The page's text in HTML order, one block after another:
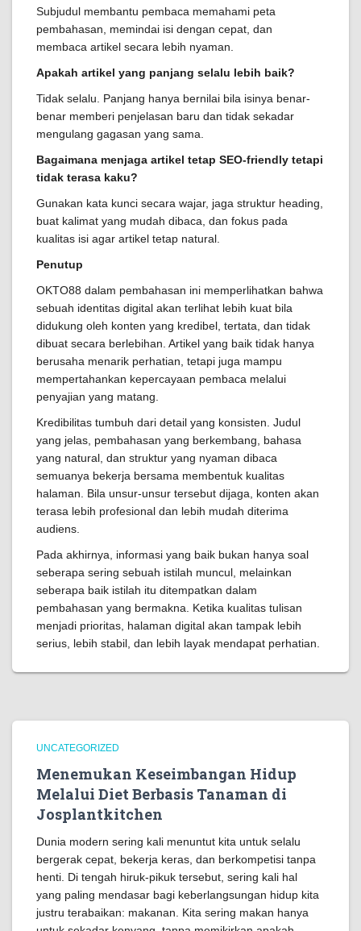
Subjudul membantu pembaca memahami peta
pembahasan, memindai isi dengan cepat, dan
membaca artikel secara lebih nyaman.
Apakah artikel yang panjang selalu lebih baik?
Tidak selalu. Panjang hanya bernilai bila isinya benar-
benar memberi penjelasan baru dan tidak sekadar
mengulang gagasan yang sama.
Bagaimana menjaga artikel tetap SEO-friendly tetapi
tidak terasa kaku?
Gunakan kata kunci secara wajar, jaga struktur heading,
buat kalimat yang mudah dibaca, dan fokus pada
kualitas isi agar artikel tetap natural.
Penutup
OKTO88 dalam pembahasan ini memperlihatkan bahwa
sebuah identitas digital akan terlihat lebih kuat bila
didukung oleh konten yang kredibel, tertata, dan tidak
dibuat secara berlebihan. Artikel yang baik tidak hanya
berusaha menarik perhatian, tetapi juga mampu
mempertahankan kepercayaan pembaca melalui
penyajian yang matang.
Kredibilitas tumbuh dari detail yang konsisten. Judul
yang jelas, pembahasan yang berkembang, bahasa
yang natural, dan struktur yang nyaman dibaca
semuanya bekerja bersama membentuk kualitas
halaman. Bila unsur-unsur tersebut dijaga, konten akan
terasa lebih profesional dan lebih mudah diterima
audiens.
Pada akhirnya, informasi yang baik bukan hanya soal
seberapa sering sebuah istilah muncul, melainkan
seberapa baik istilah itu ditempatkan dalam
pembahasan yang bermakna. Ketika kualitas tulisan
menjadi prioritas, halaman digital akan tampak lebih
serius, lebih stabil, dan lebih layak mendapat perhatian.
UNCATEGORIZED
Menemukan Keseimbangan Hidup
Melalui Diet Berbasis Tanaman di
Josplantkitchen
Dunia modern sering kali menuntut kita untuk selalu
bergerak cepat, bekerja keras, dan berkompetisi tanpa
henti. Di tengah hiruk-pikuk tersebut, sering kali hal
yang paling mendasar bagi keberlangsungan hidup kita
justru terabaikan: makanan. Kita sering makan hanya